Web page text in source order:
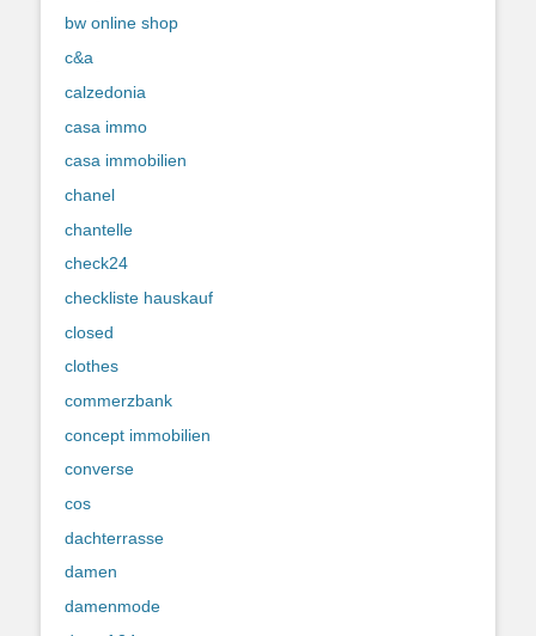
bw online shop
c&a
calzedonia
casa immo
casa immobilien
chanel
chantelle
check24
checkliste hauskauf
closed
clothes
commerzbank
concept immobilien
converse
cos
dachterrasse
damen
damenmode